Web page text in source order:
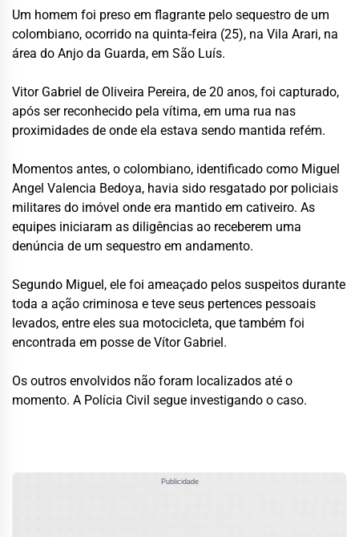
Um homem foi preso em flagrante pelo sequestro de um
colombiano, ocorrido na quinta-feira (25), na Vila Arari, na
área do Anjo da Guarda, em São Luís.
Vitor Gabriel de Oliveira Pereira, de 20 anos, foi capturado,
após ser reconhecido pela vítima, em uma rua nas
proximidades de onde ela estava sendo mantida refém.
Momentos antes, o colombiano, identificado como Miguel
Angel Valencia Bedoya, havia sido resgatado por policiais
militares do imóvel onde era mantido em cativeiro. As
equipes iniciaram as diligências ao receberem uma
denúncia de um sequestro em andamento.
Segundo Miguel, ele foi ameaçado pelos suspeitos durante
toda a ação criminosa e teve seus pertences pessoais
levados, entre eles sua motocicleta, que também foi
encontrada em posse de Vítor Gabriel.
Os outros envolvidos não foram localizados até o
momento. A Polícia Civil segue investigando o caso.
Publicidade